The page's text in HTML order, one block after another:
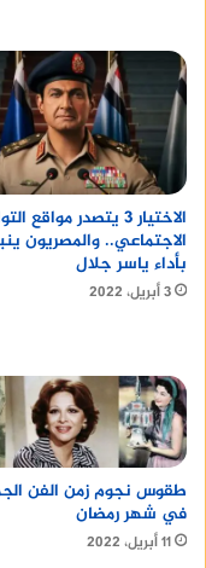
الاختيار 3 يتصدر مواقع
الاجتماعي.. والمصريون
بأداء ياسر جلال
3 أبريل، 2022
طقوس نجوم زمن الفن
في شهر رمضان
11 أبريل، 2022